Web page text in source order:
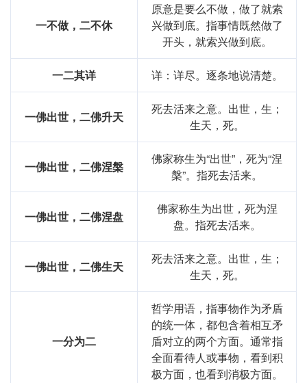
一不做，二不休
原意是要么不做，做了就索
兴做到底。指事情既然做了
开头，就索兴做到底。
一二其详 详：详尽。逐条地说清楚。
一佛出世，二佛升天
死去活来之意。出世，生；
生天，死。
一佛出世，二佛涅槃
佛家称生为“出世”，死为“涅
槃”。指死去活来。
一佛出世，二佛涅盘
佛家称生为出世，死为涅
盘。指死去活来。
一佛出世，二佛生天
死去活来之意。出世，生；
生天，死。
一分为二
哲学用语，指事物作为矛盾
的统一体，都包含着相互矛
盾对立的两个方面。通常指
全面看待人或事物，看到积
极方面，也看到消极方面。